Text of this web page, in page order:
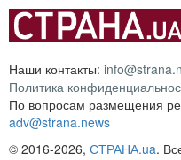
Наши контакты:
Политика
По вопросам размещения
adv@strana.news
© 2016-2026, СТРАНА.ua.